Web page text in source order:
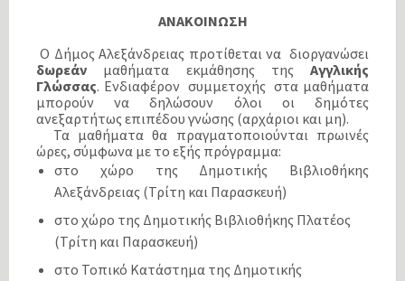
ΑΝΑΚΟΙΝΩΣΗ
Ο Δήμος Αλεξάνδρειας προτίθεται να διοργανώσει
δωρεάν μαθήματα εκμάθησης της Αγγλικής
Γλώσσας. Ενδιαφέρον συμμετοχής στα μαθήματα
μπορούν να δηλώσουν όλοι οι δημότες
ανεξαρτήτως επιπέδου γνώσης (αρχάριοι και μη).
Τα μαθήματα θα πραγματοποιούνται πρωινές
ώρες, σύμφωνα με το εξής πρόγραμμα:
στο χώρο της Δημοτικής Βιβλιοθήκης
Αλεξάνδρειας (Τρίτη και Παρασκευή)
στο χώρο της Δημοτικής Βιβλιοθήκης Πλατέος
(Τρίτη και Παρασκευή)
στο Τοπικό Κατάστημα της Δημοτικής